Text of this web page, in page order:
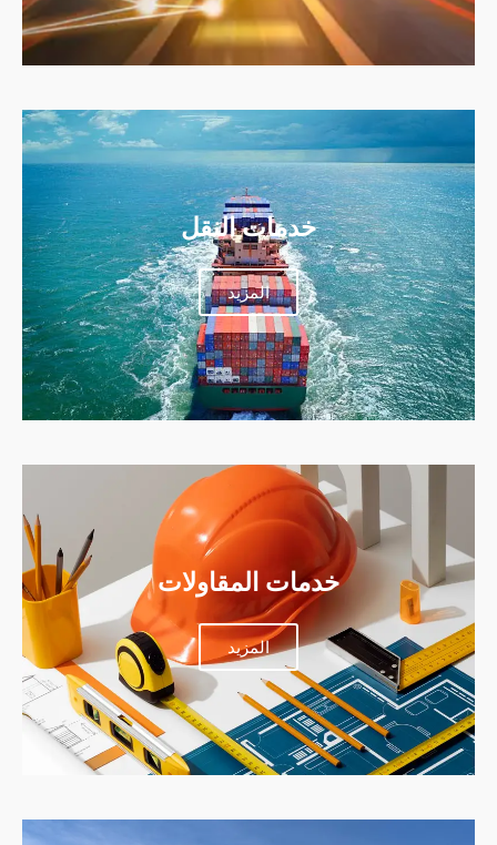
خدمات النقل
المزيد
خدمات المقاولات
المزيد